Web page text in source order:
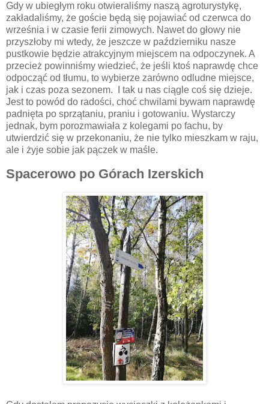
Gdy w ubiegłym roku otwieraliśmy naszą agroturystykę,
zakładaliśmy, że goście będą się pojawiać od czerwca do
września i w czasie ferii zimowych. Nawet do głowy nie
przyszłoby mi wtedy, że jeszcze w październiku nasze
pustkowie będzie atrakcyjnym miejscem na odpoczynek. A
przecież powinniśmy wiedzieć, że jeśli ktoś naprawdę chce
odpocząć od tłumu, to wybierze zarówno odludne miejsce,
jak i czas poza sezonem.
I tak u nas ciągle coś się dzieje.
Jest to powód do radości, choć chwilami bywam naprawdę
padnięta po sprzątaniu, praniu i gotowaniu. Wystarczy
jednak, bym porozmawiała z kolegami po fachu, by
utwierdzić się w przekonaniu, że nie tylko mieszkam w raju,
ale i żyje sobie jak pączek w maśle.
Spacerowo po Górach Izerskich